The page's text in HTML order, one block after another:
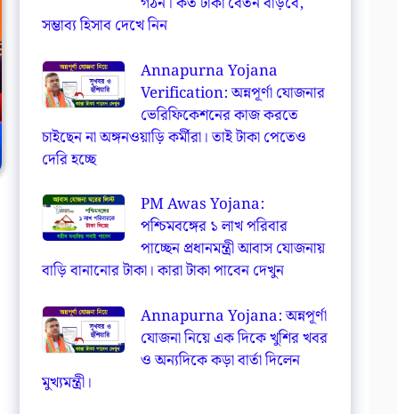
সম্ভাব্য হিসাব দেখে নিন
Annapurna Yojana
Verification: অন্নপূর্ণা যোজনার
ভেরিফিকেশনের কাজ করতে
চাইছেন না অঙ্গনওয়াড়ি কর্মীরা। তাই টাকা পেতেও
দেরি হচ্ছে
PM Awas Yojana:
পশ্চিমবঙ্গের ১ লাখ পরিবার
পাচ্ছেন প্রধানমন্ত্রী আবাস যোজনায়
বাড়ি বানানোর টাকা। কারা টাকা পাবেন দেখুন
Annapurna Yojana: অন্নপূর্ণা
যোজনা নিয়ে এক দিকে খুশির খবর
ও অন্যদিকে কড়া বার্তা দিলেন
মুখ্যমন্ত্রী।